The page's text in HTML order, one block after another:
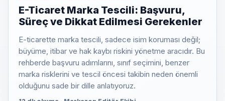
E-Ticaret Marka Tescili: Başvuru,
Süreç ve Dikkat Edilmesi Gerekenler
E-ticarette marka tescili, sadece isim koruması değil;
büyüme, itibar ve hak kaybı riskini yönetme aracıdır. Bu
rehberde başvuru adımlarını, sınıf seçimini, benzer
marka risklerini ve tescil öncesi takibin neden önemli
olduğunu sade bir dille anlatıyoruz.